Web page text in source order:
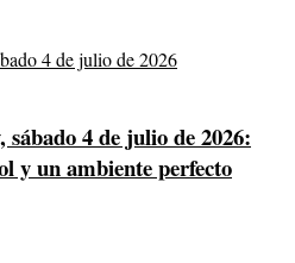
4 de julio de 2026:
y un ambiente perfecto